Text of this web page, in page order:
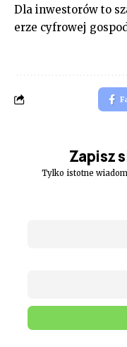
Dla inwestorów to
erze cyfrowej
Zapisz
Tylko istotne